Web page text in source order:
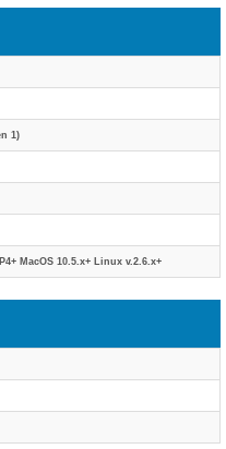
1)
MacOS 10.5.x+ Linux v.2.6.x+